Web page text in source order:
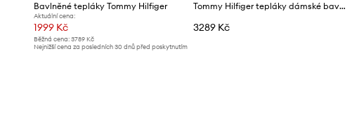
Bavlněné tepláky Tommy Hilfiger
Aktuální cena:
1999 Kč
Běžná cena: 3789 Kč
Nejnižší cena za posledních 30 dnů před poskytnutím
Tommy Hilfiger tepláky dámské bavlněné
3289 Kč